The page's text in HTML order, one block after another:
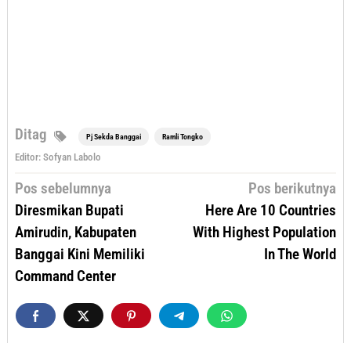
Ditag Pj Sekda Banggai Ramli Tongko
Editor: Sofyan Labolo
Navigasi
Pos sebelumnya
Diresmikan Bupati
Amirudin, Kabupaten
Banggai Kini Memiliki
Command Center
Pos berikutnya
Here Are 10 Countries
With Highest Population
In The World